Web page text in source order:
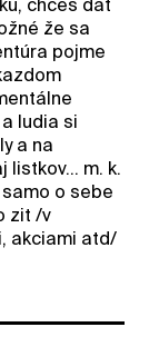
chces dat
že sa
pojme
ludia si
a na
m. k.
o sebe
zit /v
akciami atd/